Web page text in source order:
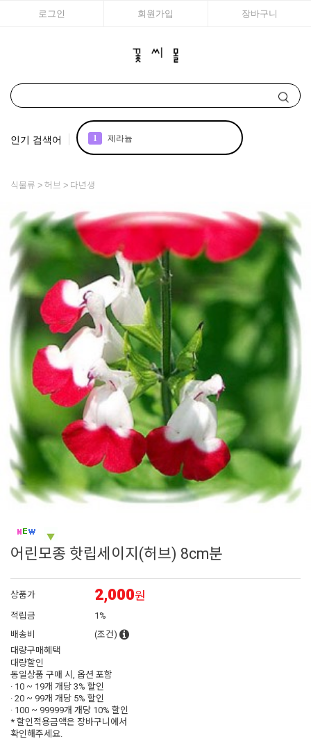
로그인 회원가입 장바구니
인기 검색어 1 제라늄
리갈
매발톱
6 시계초
백합
8 접시꽃
채송화
해바라기
식물류 허브 다년생
어린모종 핫립세이지(허브) 8cm분
상품가 2,000원
적립금
1%
배송비
(조건)
대량구매혜택
대량할인
동일상품 구매 시, 옵션 포함
· 10 ~ 19개 개당3% 할인
· 20 ~ 99개 개당 5% 할인
· 100 ~ 99999개 개당 10% 할인
* 할인적용금액은 장바구니에서
확인해주세요.